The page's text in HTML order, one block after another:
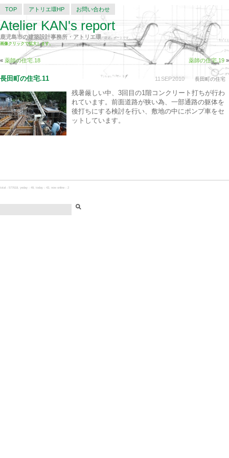
TOP アトリエ環HP お問い合わせ
Atelier KAN's report
鹿児島市の建築設計事務所・アトリエ環の建築レポートです。
画像クリックで拡大します。
« 薬師の住宅.18 薬師の住宅.19 »
11 SEP2010 長田町の住宅
長田町の住宅.11
残暑厳しい中、3回目の1階コンクリート打ちが行わ
れています。前面道路が狭い為、一部通路の躯体を
後打ちにする検討を行い、敷地の中にポンプ車をセ
ットしています。
total：577618, yeday：49, today：43, now online：2